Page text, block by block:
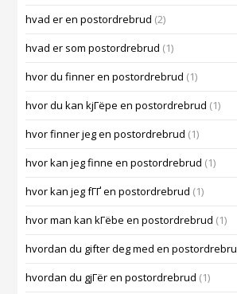
hvad er en postordrebrud (2)
hvad er som postordrebrud (1)
hvor du finner en postordrebrud (1)
hvor du kan kjГёpe en postordrebrud (1)
hvor finner jeg en postordrebrud (1)
hvor kan jeg finne en postordrebrud (1)
hvor kan jeg fГҐ en postordrebrud (1)
hvor man kan kГёbe en postordrebrud (1)
hvordan du gifter deg med en
hvordan du gjГёr en postordrebrud (1)